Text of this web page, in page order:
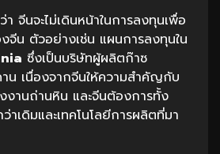
จีนจะไม่เดินหน้าในการลงทุนเพื่อ
น ตัวอย่างเช่น แผนการลงทุนใน
ซึ่งเป็นบริษัทผู้ผลิตก๊าซ
น เนื่องจากจีนให้ความสำคัญกับ
านถ่านหิน และจีนต้องการทั้ง
เดิมและเทคโนโลยีการผลิตที่มา